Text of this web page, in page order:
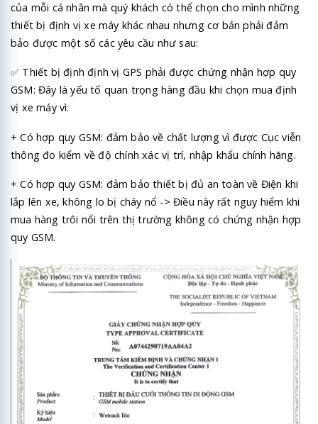
của mỗi cá nhân mà quý khách có thể chọn cho mình những
thiết bị định vị xe máy khác nhau nhưng cơ bản phải đảm
bảo được một số các yêu cầu như sau:
✅ Thiết bị định định vị GPS phải được chứng nhận hợp quy
GSM: Đây là yếu tố quan trọng hàng đầu khi chọn mua định
vị xe máy vì:
+ Có hợp quy GSM: đảm bảo về chất lượng vì được Cục viễn
thông đo kiểm về độ chính xác vị trí, nhập khẩu chính hãng.
+ Có hợp quy GSM: đảm bảo thiết bị đủ an toàn về Điện khi
lắp lên xe, không lo bị cháy nổ -> Điều này rất nguy hiểm khi
mua hàng trôi nổi trên thị trường không có chứng nhận hợp
quy GSM.